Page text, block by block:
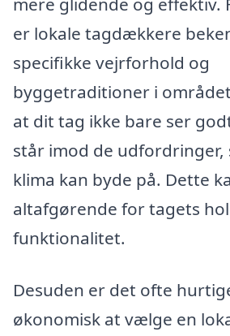
er lokale tagdækkere
specifikke vejrforhold og
byggetraditioner i
at dit tag ikke bare ser
står imod de udfordringer,
klima kan byde på. Dette
altafgørende for tagets
funktionalitet.
Desuden er det ofte
økonomisk at vælge en